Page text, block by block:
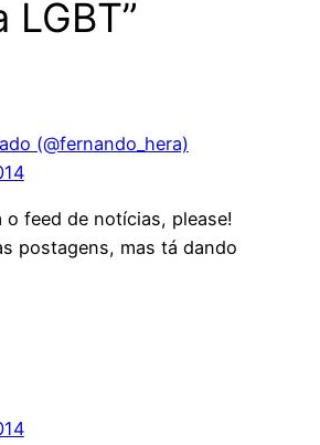
LGBT”
(@fernando_hera)
o feed de notícias, please!
postagens, mas tá dando